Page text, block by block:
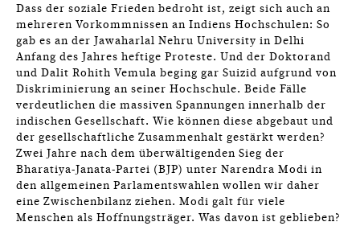
Dass der soziale Frieden bedroht ist, zeigt sich auch an
mehreren Vorkommnissen an Indiens Hochschulen: So
gab es an der Jawaharlal Nehru University in Delhi
Anfang des Jahres heftige Proteste. Und der Doktorand
und Dalit Rohith Vemula beging gar Suizid aufgrund von
Diskriminierung an seiner Hochschule. Beide Fälle
verdeutlichen die massiven Spannungen innerhalb der
indischen Gesellschaft. Wie können diese abgebaut und
der gesellschaftliche Zusammenhalt gestärkt werden?
Zwei Jahre nach dem überwältigenden Sieg der
Bharatiya-Janata-Partei (BJP) unter Narendra Modi in
den allgemeinen Parlamentswahlen wollen wir daher
eine Zwischenbilanz ziehen. Modi galt für viele
Menschen als Hoffnungsträger. Was davon ist geblieben?